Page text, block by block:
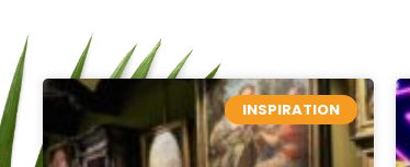
INSPIRATION